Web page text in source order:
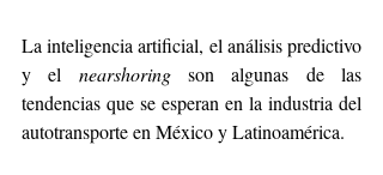
La inteligencia artificial, el análisis predictivo
y el nearshoring son algunas de las
tendencias que se esperan en la industria del
autotransporte en México y Latinoamérica.